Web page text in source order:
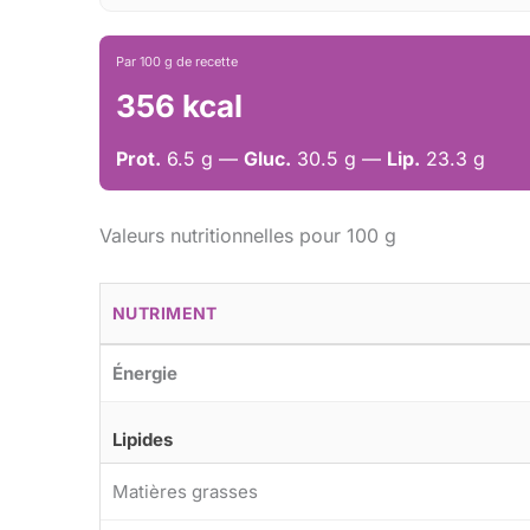
Par 100 g de recette
356 kcal
Prot. 6.5 g — Gluc. 30.5 g — Lip. 23.3 g
Valeurs nutritionnelles pour 100 g
NUTRIMENT
Énergie
Lipides
Matières grasses